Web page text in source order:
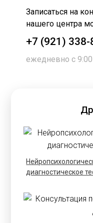
Записаться на
нашего центра
+7 (921) 338-
ежедневно с
диагностическое